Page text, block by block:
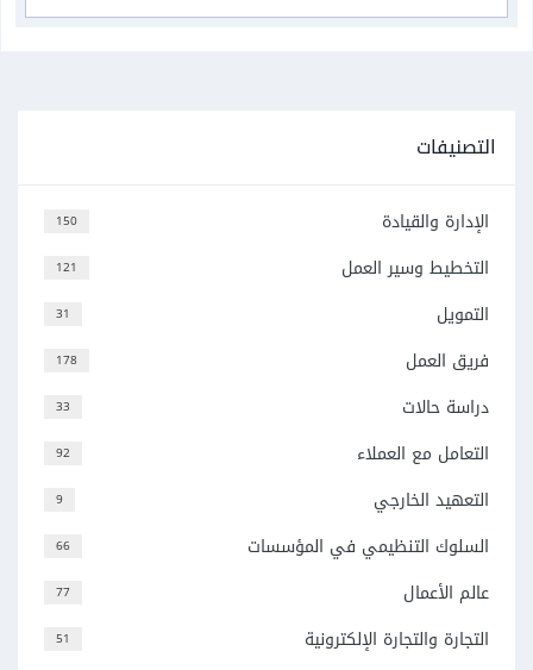
التصنيفات
150 الإدارة والقيادة
121 التخطيط وسير العمل
31 التمويل
178 فريق العمل
33 دراسة حالات
92 التعامل مع العملاء
9 التعهيد الخارجي
66 السلوك التنظيمي في المؤسسات
77 عالم الأعمال
51 التجارة والتجارة الإلكترونية